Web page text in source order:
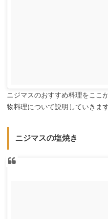
ニジマスのおすすめ料理をここ
物料理について説明していきます
ニジマスの塩焼き